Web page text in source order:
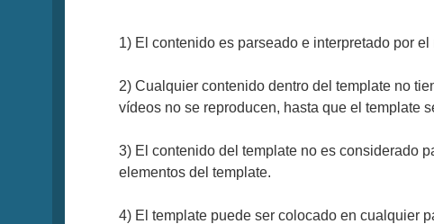
1) El contenido es parseado e interpretado por
2) Cualquier contenido dentro del template no
vídeos no se reproducen, hasta que el template
3) El contenido del template no es considerado
elementos del template.
4) El template puede ser colocado en cualquier